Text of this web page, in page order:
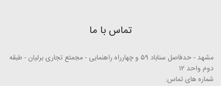
تماس با ما
مشهد - حدفاصل سناباد ۵۹ و چهارراه راهنمایی - مجمتع تجاری برلیان - طبقه
دوم واحد ۱۲
شماره های تماس: